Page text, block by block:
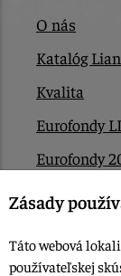
O nás
Katalóg
Kvalita
Eurofondy
Eurofondy
Eurofondy
Kontakt
Zásady
Táto webová
používateľskej